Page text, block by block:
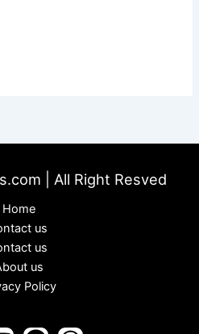
| All Right Resved
Home
us
us
us
Policy